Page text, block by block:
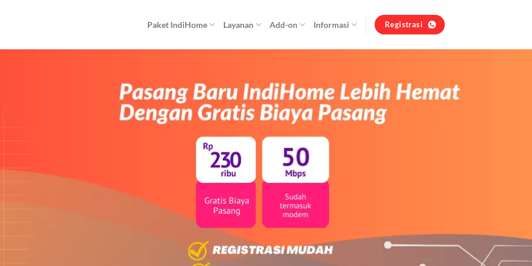
Paket IndiHome Layanan Add-on Informasi Registrasi